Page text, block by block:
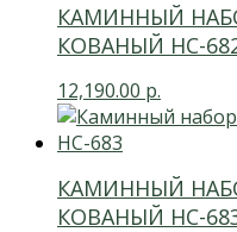
КАМИННЫЙ
КОВАНЫЙ НС-
12,190.00 р.
КАМИННЫЙ
КОВАНЫЙ НС-